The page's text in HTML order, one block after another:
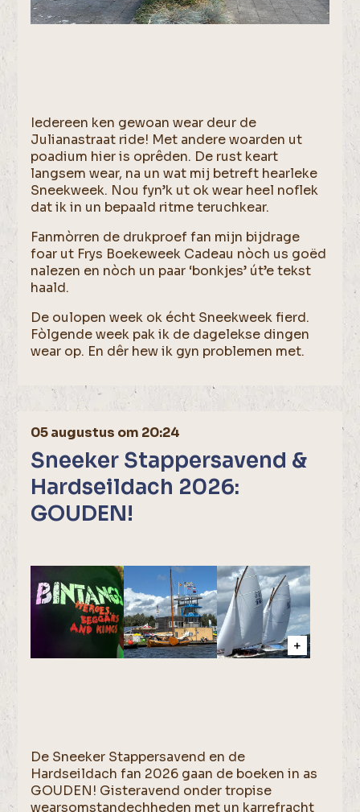
Iedereen ken gewoan wear deur de
Julianastraat ride! Met andere woarden ut
poadium hier is oprêden. De rust keart
langsem wear, na un wat mij betreft hearleke
Sneekweek. Nou fyn’k ut ok wear heel noflek
dat ik in un bepaald ritme teruchkear.
Fanmòrren de drukproef fan mijn bijdrage
foar ut Frys Boekeweek Cadeau nòch us goëd
nalezen en nòch un paar ‘bonkjes’ út’e tekst
haald.
De oulopen week ok écht Sneekweek fierd.
Fòlgende week pak ik de dagelekse dingen
wear op. En dêr hew ik gyn problemen met.
05 augustus om 20:24
Sneeker Stappersavend &
Hardseildach 2026:
GOUDEN!
De Sneeker Stappersavend en de
Hardseildach fan 2026 gaan de boeken in as
GOUDEN! Gisteravend onder tropise
wearsomstandechheden met un karrefracht